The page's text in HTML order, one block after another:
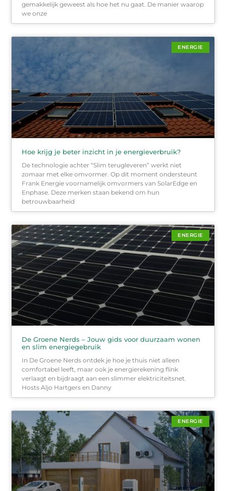
gemakkelijk geweest als hoe het nu gaat. De manier waarop
we onze
ENERGIE
Hoe krijg je beter inzicht in je energieverbruik?
De technologie achter “Slim terugleveren” werkt niet
zomaar met elke omvormer. Op dit moment ondersteunt
Frank Energie voornamelijk omvormers van SolarEdge en
Enphase. Deze merken staan bekend om hun
betrouwbaarheid
ENERGIE
De Groene Nerds – Jouw gids voor duurzaam wonen
en slim energiegebruik
In De Groene Nerds ontdek je hoe je thuis niet alleen
comfortabel leeft, maar ook je energierekening flink
verlaagt en bijdraagt aan een slimmer elektriciteitsnet.
Hosts Aljo Hartgers en Danny
ENERGIE